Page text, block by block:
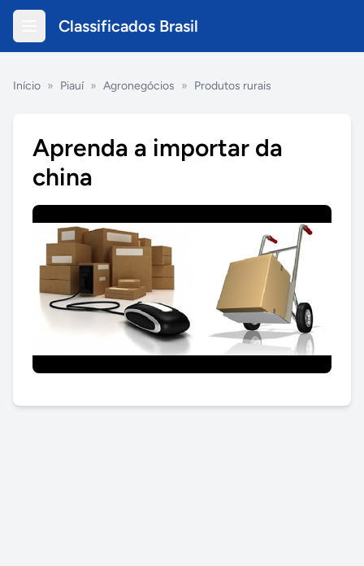
Classificados Brasil
Início » Piauí » Agronegócios » Produtos rurais
Aprenda a importar da
china